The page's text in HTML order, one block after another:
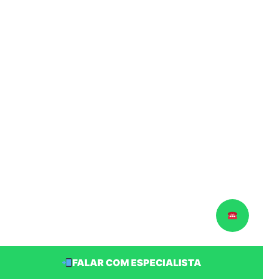
FALAR COM ESPECIALISTA